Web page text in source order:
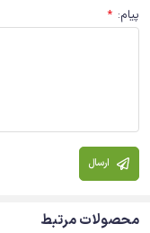
پیام:
*
ارسال
محصولات مرتبط